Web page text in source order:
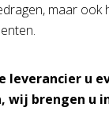
maar
leverancier u
wij brengen u